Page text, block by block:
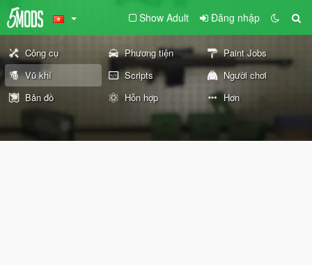
Show Adult Đăng nhập
Công cụ Phương tiện
Paint Jobs
Vũ khí
Scripts
Người chơi
Bản đồ
Hỗn hợp Hơn